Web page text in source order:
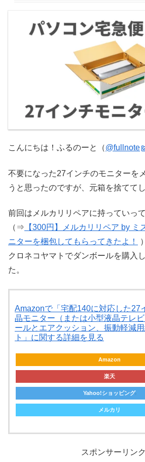
こんにちは！ふるのーと（@fullnote
不要になった27インチのモニターを
うと思ったのですが、元箱を捨てて
前回はメルカリリペアに持っていっ
（⇒ 【300円】メルカリリペア by ミ
ニターを梱包してもらってきたよ！
クロネコヤマトでダンボールを購入
た。
Amazonで「宅配140に対応した27
晶モニター（または小型液晶テレ
ールとエアクッション、振動軽減
ト」に関する詳細を見る
Amazon
楽天
Yahoo!ショッピング
メルカリ
スポンサーリンク